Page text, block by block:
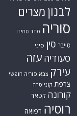
לבנון מצרים
סוריה סחר סמים
סייבר סין סיני
סעודיה עזה
עירק צבא סוריה חופשי
צרפת קונייטרה
קורונה קטאר
רוסיה רפואה